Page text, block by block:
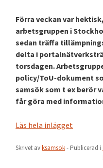
Förra veckan var
arbetsgruppen i
sedan träffa
delta i
torsdagen.
policy/ToU-dokument
samsök som t ex berör
får göra med
Läs hela inlägget
Skrivet avksamsok- Publicerad i